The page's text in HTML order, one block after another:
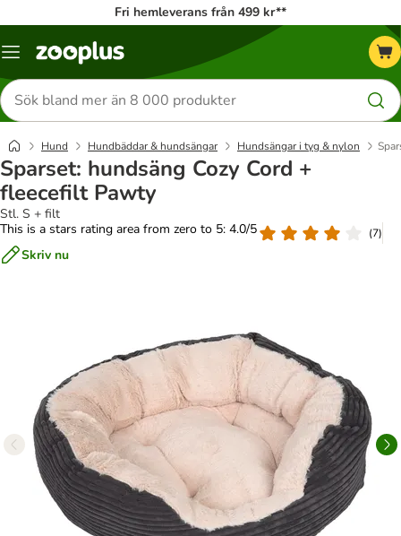
Fri hemleverans från 499 kr**
Katalogmeny
Sök
efter
produkter
Hund Hundbäddar & hundsängar Hundsängar i tyg & nylon
Sparset: hundsäng Cozy Cord +
fleecefilt Pawty
Stl. S + filt
This is a stars rating area from zero to 5: 4.0/5
(7)
Skriv nu